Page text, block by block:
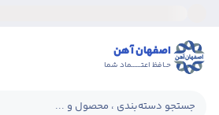
اصفهان آهن
حـافظ اعتــــــماد شما
جستجو دسته‌بندی ، محصول و ...